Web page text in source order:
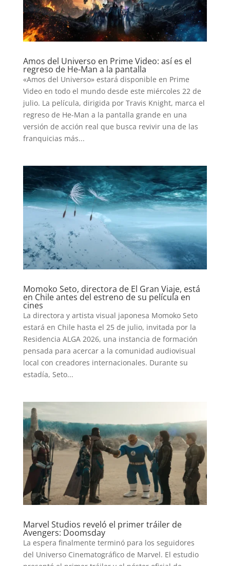
Amos del Universo en Prime Video: así es el
regreso de He-Man a la pantalla
«Amos del Universo» estará disponible en Prime
Video en todo el mundo desde este miércoles 22 de
julio. La película, dirigida por Travis Knight, marca el
regreso de He-Man a la pantalla grande en una
versión de acción real que busca revivir una de las
franquicias más...
Momoko Seto, directora de El Gran Viaje, está
en Chile antes del estreno de su película en
cines
La directora y artista visual japonesa Momoko Seto
estará en Chile hasta el 25 de julio, invitada por la
Residencia ALGA 2026, una instancia de formación
pensada para acercar a la comunidad audiovisual
local con creadores internacionales. Durante su
estadía, Seto...
Marvel Studios reveló el primer tráiler de
Avengers: Doomsday
La espera finalmente terminó para los seguidores
del Universo Cinematográfico de Marvel. El estudio